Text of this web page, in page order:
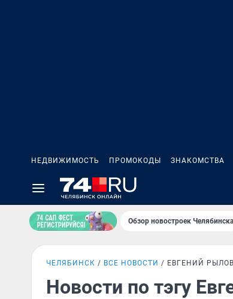
НЕДВИЖИМОСТЬ ПРОМОКОДЫ ЗНАКОМСТВА
Обзор новостроек Челябинска
ЧЕЛЯБИНСК ВСЕ НОВОСТИ ЕВГЕНИЙ РЫЛОВ
Новости по тэгу